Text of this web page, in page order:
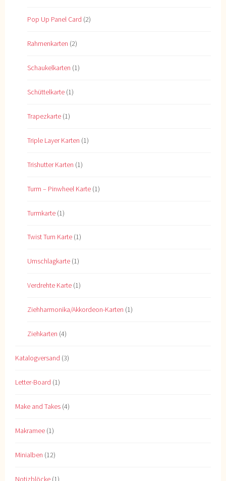
Pop Up Panel Card (2)
Rahmenkarten (2)
Schaukelkarten (1)
Schüttelkarte (1)
Trapezkarte (1)
Triple Layer Karten (1)
Trishutter Karten (1)
Turm – Pinwheel Karte (1)
Turmkarte (1)
Twist Turn Karte (1)
Umschlagkarte (1)
Verdrehte Karte (1)
Ziehharmonika/Akkordeon-Karten (1)
Ziehkarten (4)
Katalogversand (3)
Letter-Board (1)
Make and Takes (4)
Makramee (1)
Minialben (12)
Notizblöcke (1)